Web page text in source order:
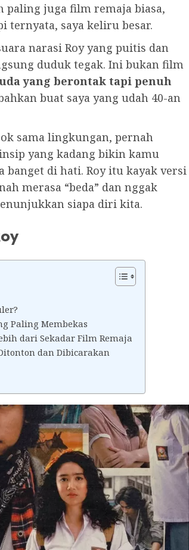
paling juga film remaja biasa,
ternyata, saya keliru besar.
narasi Roy yang puitis dan
duduk tegak. Ini bukan film
yang berontak tapi penuh
buat saya yang udah 40-an
sama lingkungan, pernah
yang kadang bikin kamu
di hati. Roy itu kayak versi
merasa “beda” dan nggak
siapa diri kita.
Paling Membekas
dari Sekadar Film Remaja
dan Dibicarakan